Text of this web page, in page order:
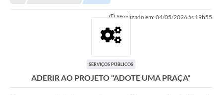
Legislação
Atualizado em: 04/05/2026 às 19h55
SERVIÇOS PÚBLICOS
ADERIR AO PROJETO "ADOTE UMA PRAÇA"